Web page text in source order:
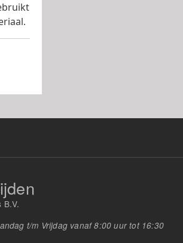
B.V.
t/m Vrijdag vanaf 8:00 uur tot 16:30